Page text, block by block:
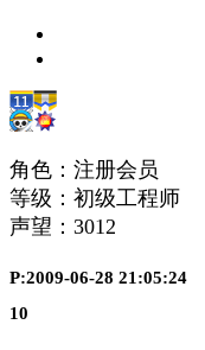
角色：注册会员
等级：初级工程师
声望： 3012
P:2009-06-28 21:05:24
10